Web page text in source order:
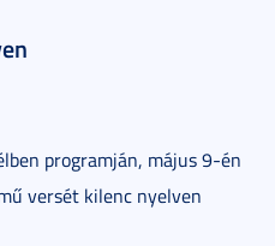
programján, május 9-én
versét kilenc nyelven